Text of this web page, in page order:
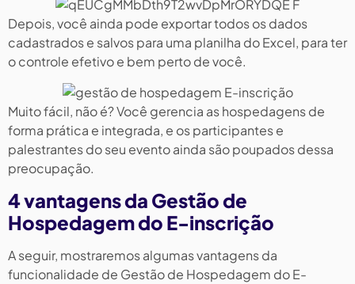
Depois, você ainda pode exportar todos os dados
cadastrados e salvos para uma planilha do Excel, para ter
o controle efetivo e bem perto de você.
Muito fácil, não é? Você gerencia as hospedagens de
forma prática e integrada, e os participantes e
palestrantes do seu evento ainda são poupados dessa
preocupação.
4 vantagens da Gestão de
Hospedagem do E-inscrição
A seguir, mostraremos algumas vantagens da
funcionalidade de Gestão de Hospedagem do E-